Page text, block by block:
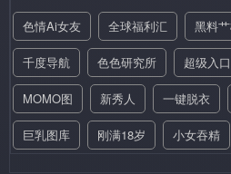
色情Ai女友 全球福利汇 黑料
千度导航 色色研究所 超级入口
MOMO图 新秀人 一键脱衣
巨乳图库 刚满18岁 小女吞精